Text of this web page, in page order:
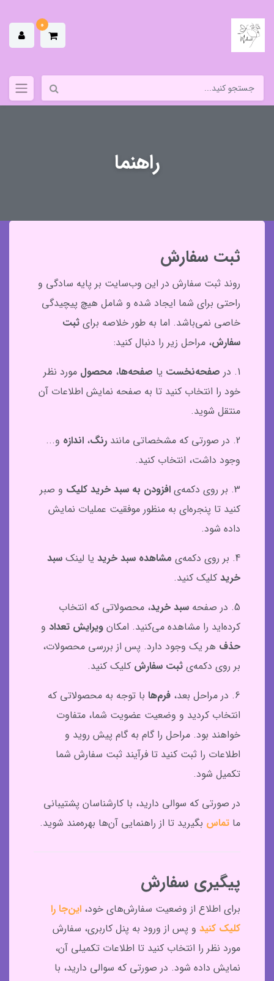
0
راهنما
ثبت سفارش
روند ثبت سفارش در این وب‌سایت بر پایه سادگی و
راحتی برای شما ایجاد شده و شامل هیچ پیچیدگی
خاصی نمی‌باشد. اما به طور خلاصه برای ثبت
سفارش، مراحل زیر را دنبال کنید:
1. در
صفحه‌نخست یا صفحه‌ها، محصول مورد نظر
خود را انتخاب کنید تا به صفحه نمایش اطلاعات آن
منتقل شوید.
2. در صورتی که مشخصاتی مانند
رنگ، اندازه و...
وجود داشت، انتخاب کنید.
3. بر روی دکمه‌ی
افزودن به سبد خرید کلیک و صبر
کنید تا پنجره‌ای به منظور موفقیت عملیات نمایش
داده شود.
4. بر روی دکمه‌ی
مشاهده سبد خرید یا لینک سبد
خرید کلیک کنید.
5. در صفحه
سبد خرید، محصولاتی که انتخاب
کرده‌اید را مشاهده می‌کنید. امکان ویرایش تعداد و
حذف هر یک وجود دارد. پس از بررسی محصولات،
بر روی دکمه‌ی ثبت سفارش کلیک کنید.
6. در مراحل بعد،
فرم‌ها با توجه به محصولاتی که
انتخاب کردید و وضعیت عضویت شما، متفاوت
خواهند بود. مراحل را گام به گام پیش روید و
اطلاعات را ثبت کنید تا فرآیند ثبت سفارش شما
تکمیل شود.
در صورتی که سوالی دارید، با کارشناسان پشتیبانی
ما تماس بگیرید تا از راهنمایی آن‌ها بهره‌مند شوید.
پیگیری سفارش
برای اطلاع از وضعیت سفارش‌های خود، این‌جا را
کلیک کنید و پس از ورود به پنل کاربری، سفارش
مورد نظر را انتخاب کنید تا اطلاعات تکمیلی آن،
نمایش داده شود. در صورتی که سوالی دارید، با